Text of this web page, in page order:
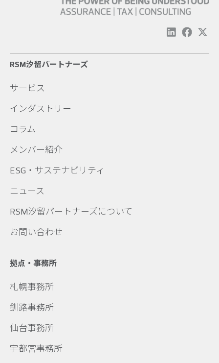
RSM汐留パートナーズ
サービス
インダストリー
コラム
メンバー紹介
ESG・サステナビリティ
ニュース
RSM汐留パートナーズについて
お問い合わせ
拠点・事務所
札幌事務所
釧路事務所
仙台事務所
宇都宮事務所